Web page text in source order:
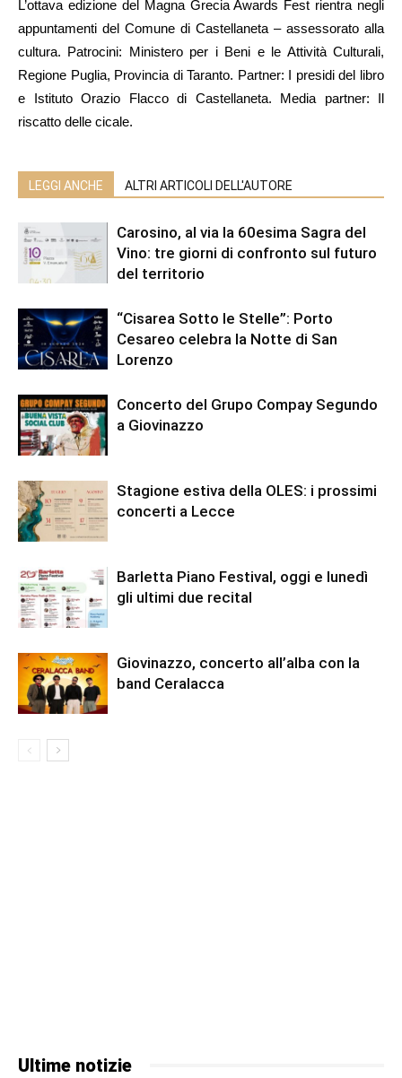
L’ottava edizione del Magna Grecia Awards Fest rientra negli
appuntamenti del Comune di Castellaneta – assessorato alla
cultura. Patrocini: Ministero per i Beni e le Attività Culturali,
Regione Puglia, Provincia di Taranto. Partner: I presidi del libro
e Istituto Orazio Flacco di Castellaneta. Media partner: Il
riscatto delle cicale.
LEGGI ANCHE ALTRI ARTICOLI DELL'AUTORE
Carosino, al via la 60esima Sagra del
Vino: tre giorni di confronto sul futuro
del territorio
“Cisarea Sotto le Stelle”: Porto
Cesareo celebra la Notte di San
Lorenzo
Concerto del Grupo Compay Segundo
a Giovinazzo
Stagione estiva della OLES: i prossimi
concerti a Lecce
Barletta Piano Festival, oggi e lunedì
gli ultimi due recital
Giovinazzo, concerto all’alba con la
band Ceralacca
Ultime notizie